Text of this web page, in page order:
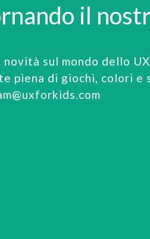
il
sul mondo dello
piena di giochi, colori e